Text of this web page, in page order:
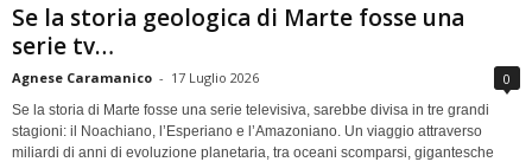
Se la storia geologica di Marte fosse una
serie tv…
Agnese Caramanico - 17 Luglio 2026 0
Se la storia di Marte fosse una serie televisiva, sarebbe divisa in tre grandi
stagioni: il Noachiano, l’Esperiano e l’Amazoniano. Un viaggio attraverso
miliardi di anni di evoluzione planetaria, tra oceani scomparsi, gigantesche